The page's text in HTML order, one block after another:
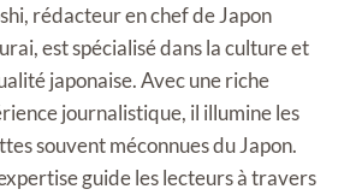
rédacteur en chef de Japon
est spécialisé dans la culture et
japonaise. Avec une riche
journalistique, il illumine les
souvent méconnues du Japon.
guide les lecteurs à travers